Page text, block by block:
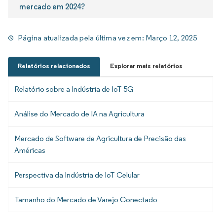
mercado em 2024?
Página atualizada pela última vez em: Março 12, 2025
Relatórios relacionados Explorar mais relatórios
Relatório sobre a Indústria de IoT 5G
Análise do Mercado de IA na Agricultura
Mercado de Software de Agricultura de Precisão das
Américas
Perspectiva da Indústria de IoT Celular
Tamanho do Mercado de Varejo Conectado